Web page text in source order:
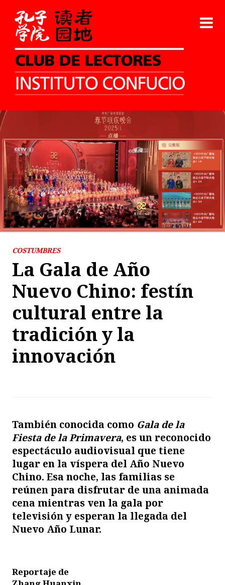
COSTUMBRES
La Gala de Año
Nuevo Chino: festín
cultural entre la
tradición y la
innovación
También conocida como Gala de la
Fiesta de la Primavera, es un reconocido
espectáculo audiovisual que tiene
lugar en la víspera del Año Nuevo
Chino. Esa noche, las familias se
reúnen para disfrutar de una animada
cena mientras ven la gala por
televisión y esperan la llegada del
Nuevo Año Lunar.
Reportaje de